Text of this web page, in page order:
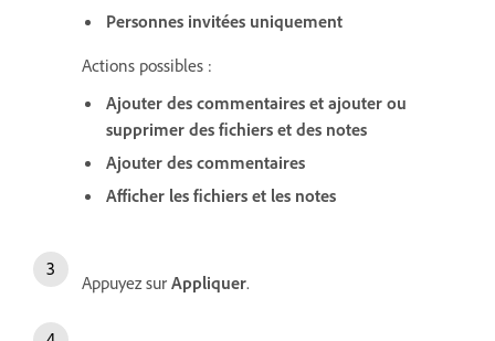
Personnes invitées uniquement
Actions possibles :
Ajouter des commentaires et ajouter ou
supprimer des fichiers et des notes
Ajouter des commentaires
Afficher les fichiers et les notes
Appuyez sur Appliquer.